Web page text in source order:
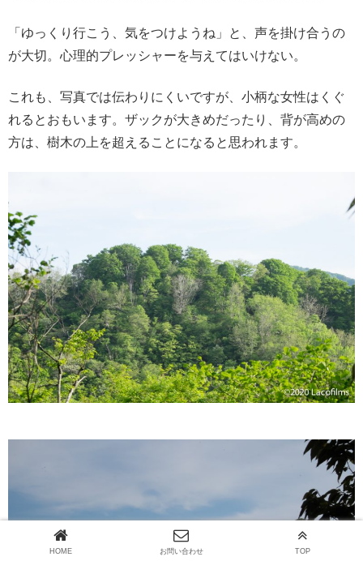
「ゆっくり行こう、気をつけようね」と、声を掛け合うの
が大切。心理的プレッシャーを与えてはいけない。
これも、写真では伝わりにくいですが、小柄な女性はくぐ
れるとおもいます。ザックが大きめだったり、背が高めの
方は、樹木の上を超えることになると思われます。
HOME お問い合わせ TOP